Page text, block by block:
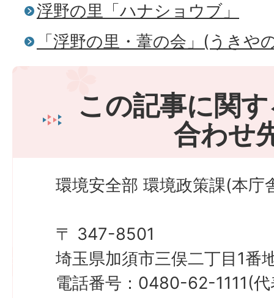
浮野の里「ハナショウブ」
「浮野の里・葦の会」(うきや
この記事に関
合わせ
環境安全部 環境政策課(本庁
〒 347-8501
埼玉県加須市三俣二丁目1番
電話番号：0480-62-1111(